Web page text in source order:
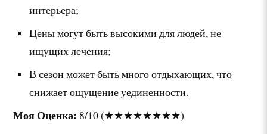
интерьера;
Цены могут быть высокими для людей, не
ищущих лечения;
В сезон может быть много отдыхающих, что
снижает ощущение уединенности.
Моя Оценка: 8/10 (★★★★★★★★)